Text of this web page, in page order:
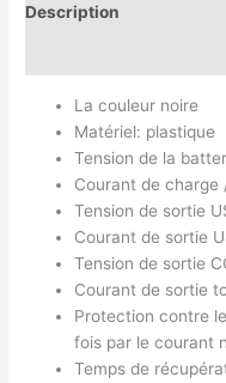
Description
La couleur noire
Matériel: plastique
Tension de la
Courant de charge
Tension de sortie
Courant de sortie
Tension de sortie
Courant de sortie
Protection contre
fois par le courant
Temps de